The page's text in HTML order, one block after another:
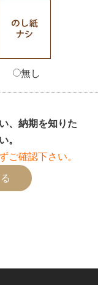
無し
、納期を知りた
。
ご確認下さい。